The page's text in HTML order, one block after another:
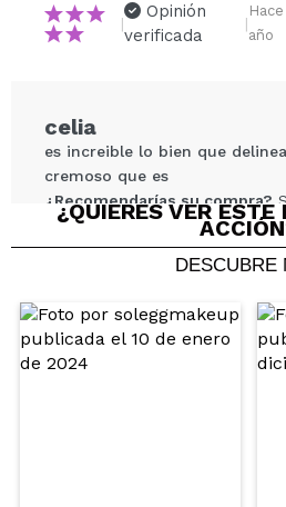
|
Opinión
verificada
|
Hace
año
celia
es increible lo bien que
cremoso que es
¿Recomendarías su compra?
Hace 2 años
Adriana
Tono peach amarronado muy
¿QUIERES VER ESTE
DESCUBRE